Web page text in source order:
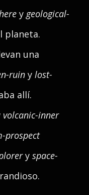
y geological-
planeta.
una
ruin y lost-
allí.
volcanic-inner
prospect
y space-